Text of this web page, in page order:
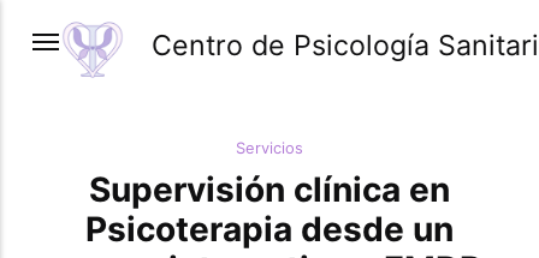
Centro de Psicología
Servicios
Supervisión clínica en
Psicoterapia desde un